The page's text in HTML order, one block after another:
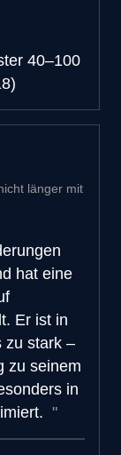
40–100
länger mit
hat eine
Er ist in
zu stark –
zu seinem
in